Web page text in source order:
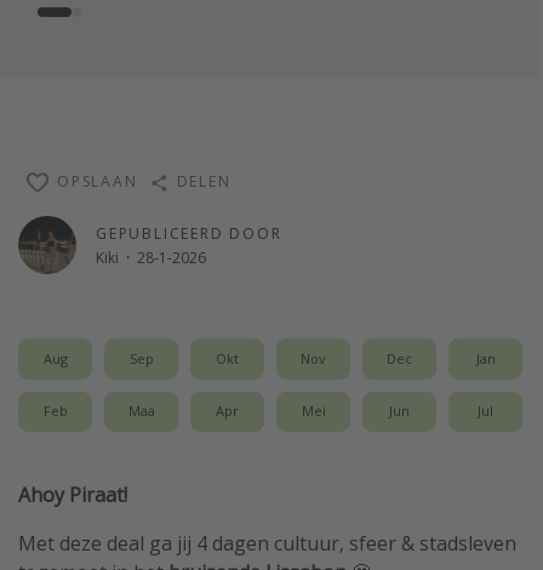
GEPUBLICEERD DOOR
Kiki · 28-1-2026
OPSLAAN DELEN
Aug Sep Okt Nov Dec Jan
Feb Maa Apr Mei Jun Jul
Ahoy Piraat!
Met deze deal ga jij 4 dagen cultuur, sfeer & stadsleven